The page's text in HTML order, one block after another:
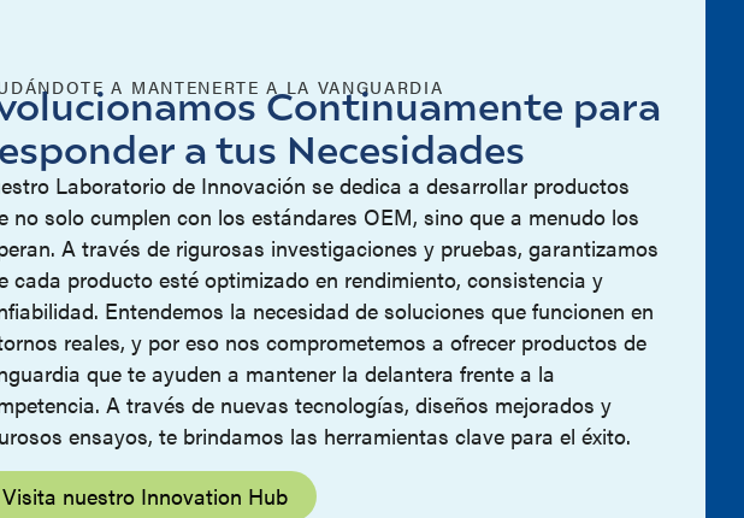
A MANTENERTE A LA VANGUARDIA
Continuamente para
a tus Necesidades
Laboratorio de Innovación se dedica a desarrollar productos
no solo cumplen con los estándares OEM, sino que a menudo los
A través de rigurosas investigaciones y pruebas, garantizamos
cada producto esté optimizado en rendimiento, consistencia y
Entendemos la necesidad de soluciones que funcionen en
reales, y por eso nos comprometemos a ofrecer productos de
que te ayuden a mantener la delantera frente a la
A través de nuevas tecnologías, diseños mejorados y
ensayos, te brindamos las herramientas clave para el éxito.
Visita nuestro Innovation Hub